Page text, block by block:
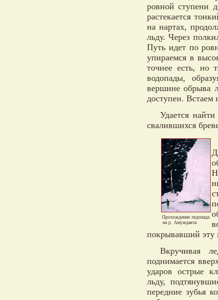
ровной ступени
растекается
на нартах,
льду. Через
Путь идет по
упираемся в
точнее есть, но
водопады,
вершине обрыва
доступен. Встаем
Удается
свалившихся
Прохождение ледопада
на р. Амуждакта
покрывавший эту
Вкручивая
поднимается
ударов острые
льду,
передние зубья